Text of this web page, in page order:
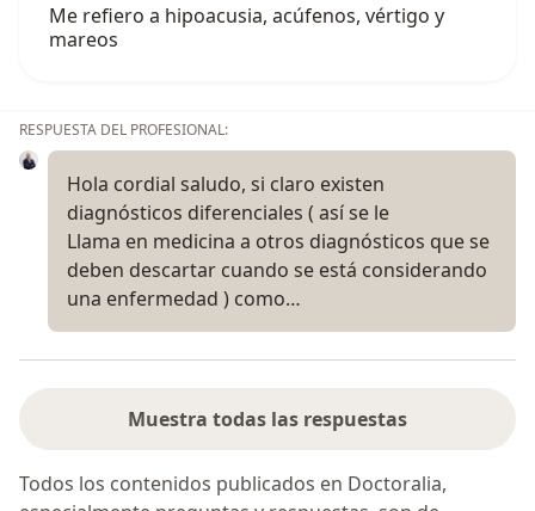
Me refiero a hipoacusia, acúfenos, vértigo y
mareos
RESPUESTA DEL PROFESIONAL:
Hola cordial saludo, si claro existen
diagnósticos diferenciales ( así se le
Llama en medicina a otros diagnósticos que se
deben descartar cuando se está considerando
una enfermedad ) como…
Muestra todas las respuestas
Todos los contenidos publicados en Doctoralia,